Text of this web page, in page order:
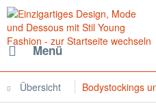
Menü
Übersicht Bodystockings